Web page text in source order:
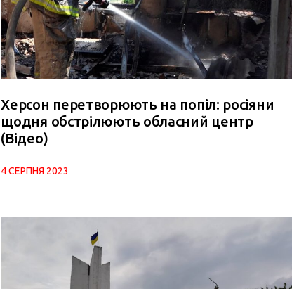
Херсон перетворюють на попіл: росіяни
щодня обстрілюють обласний центр
(Відео)
4 СЕРПНЯ 2023